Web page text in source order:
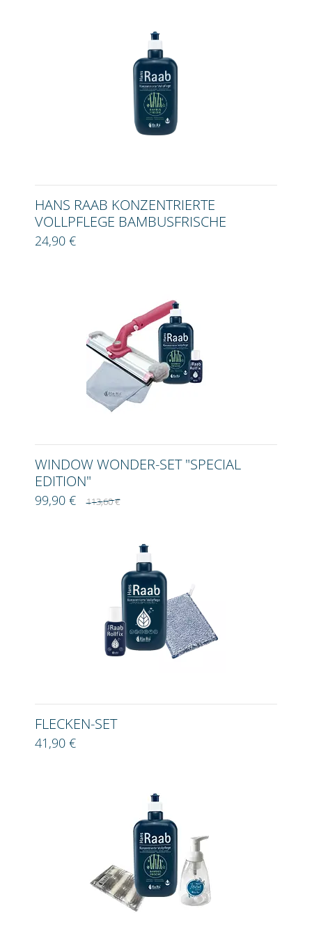
HANS RAAB KONZENTRIERTE
VOLLPFLEGE BAMBUSFRISCHE
24,90 €
WINDOW WONDER-SET "SPECIAL
EDITION"
99,90 €113,60 €
FLECKEN-SET
41,90 €